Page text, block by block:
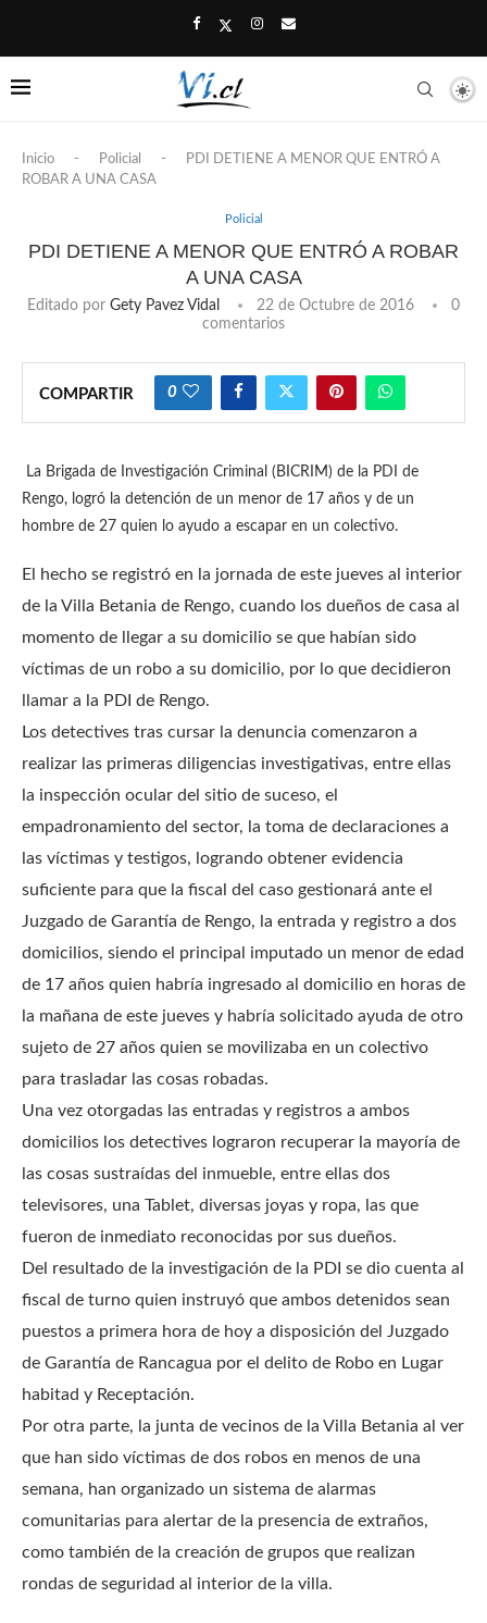
Inicio - Policial -
PDI DETIENE A MENOR QUE ENTRÓ A
ROBAR A UNA CASA
Policial
PDI DETIENE A MENOR QUE ENTRÓ A ROBAR
A UNA CASA
Editado por Gety Pavez Vidal 22 de Octubre de 2016
0
comentarios
COMPARTIR 0
La Brigada de Investigación Criminal (BICRIM) de la PDI de
Rengo, logró la detención de un menor de 17 años y de un
hombre de 27 quien lo ayudo a escapar en un colectivo.
El hecho se registró en la jornada de este jueves al interior
de la Villa Betania de Rengo, cuando los dueños de casa al
momento de llegar a su domicilio se que habían sido
víctimas de un robo a su domicilio, por lo que decidieron
llamar a la PDI de Rengo.
Los detectives tras cursar la denuncia comenzaron a
realizar las primeras diligencias investigativas, entre ellas
la inspección ocular del sitio de suceso, el
empadronamiento del sector, la toma de declaraciones a
las víctimas y testigos, logrando obtener evidencia
suficiente para que la fiscal del caso gestionará ante el
Juzgado de Garantía de Rengo, la entrada y registro a dos
domicilios, siendo el principal imputado un menor de edad
de 17 años quien habría ingresado al domicilio en horas de
la mañana de este jueves y habría solicitado ayuda de otro
sujeto de 27 años quien se movilizaba en un colectivo
para trasladar las cosas robadas.
Una vez otorgadas las entradas y registros a ambos
domicilios los detectives lograron recuperar la mayoría de
las cosas sustraídas del inmueble, entre ellas dos
televisores, una Tablet, diversas joyas y ropa, las que
fueron de inmediato reconocidas por sus dueños.
Del resultado de la investigación de la PDI se dio cuenta al
fiscal de turno quien instruyó que ambos detenidos sean
puestos a primera hora de hoy a disposición del Juzgado
de Garantía de Rancagua por el delito de Robo en Lugar
habitad y Receptación.
Por otra parte, la junta de vecinos de la Villa Betania al ver
que han sido víctimas de dos robos en menos de una
semana, han organizado un sistema de alarmas
comunitarias para alertar de la presencia de extraños,
como también de la creación de grupos que realizan
rondas de seguridad al interior de la villa.